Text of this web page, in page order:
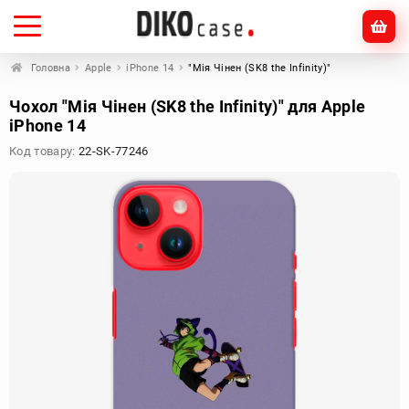
Головна Apple iPhone 14 "Мія Чінен (SK8 the Infinity)"
Чохол "Мія Чінен (SK8 the Infinity)" для Apple
iPhone 14
Код товару: 22-SK-77246